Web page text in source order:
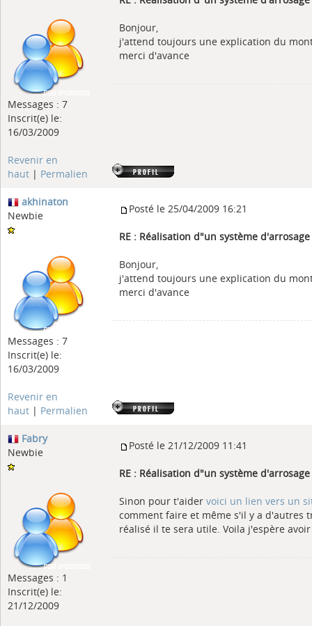
Messages : 7
Inscrit(e) le:
16/03/2009
Bonjour,
j'attend toujours une explication du
merci d'avance
Revenir en
haut | Permalien
akhinaton
Newbie
Messages : 7
Inscrit(e) le:
16/03/2009
Posté le 25/04/2009 16:21
RE : Réalisation d"un système
Bonjour,
j'attend toujours une explication du
merci d'avance
Revenir en
haut | Permalien
Fabry
Newbie
Messages : 1
Inscrit(e) le:
21/12/2009
Posté le 21/12/2009 11:41
RE : Réalisation d"un système
Sinon pour t'aider voici un lien vers un
comment faire et même s'il y a d'autres
réalisé il te sera utile. Voila j'espère